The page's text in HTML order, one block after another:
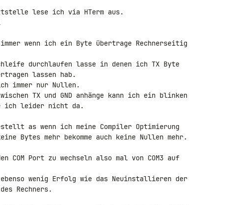
lese ich via HTerm aus.
wenn ich ein Byte übertrage Rechnerseitig
durchlaufen lasse in denen ich TX Byte
lassen hab.
immer nur Nullen.
TX und GND anhänge kann ich ein blinken
ich leider nicht da.
as wenn ich meine Compiler Optimierung
Bytes mehr bekomme auch keine Nullen mehr.
COM Port zu wechseln also mal von COM3 auf
wenig Erfolg wie das Neuinstallieren der
Rechners.